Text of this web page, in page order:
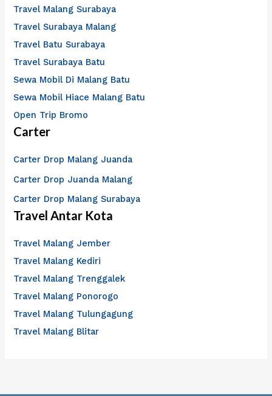
Travel Malang Surabaya
Travel Surabaya Malang
Travel Batu Surabaya
Travel Surabaya Batu
Sewa Mobil Di Malang Batu
Sewa Mobil Hiace Malang Batu
Open Trip Bromo
Carter
Carter Drop Malang Juanda
Carter Drop Juanda Malang
Carter Drop Malang Surabaya
Travel Antar Kota
Travel Malang Jember
Travel Malang Kediri
Travel Malang Trenggalek
Travel Malang Ponorogo
Travel Malang Tulungagung
Travel Malang Blitar